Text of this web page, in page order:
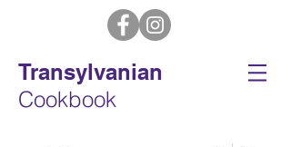
Transylvanian
Cookbook